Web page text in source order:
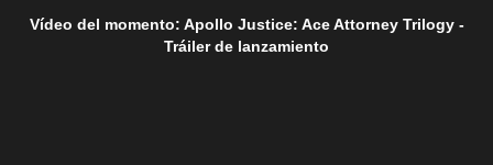
Vídeo del momento: Apollo Justice: Ace Attorney Trilogy -
Tráiler de lanzamiento